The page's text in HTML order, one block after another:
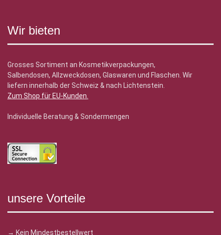
Wir bieten
Grosses Sortiment an Kosmetikverpackungen,
Salbendosen, Allzweckdosen, Glaswaren und Flaschen. Wir
liefern innerhalb der Schweiz & nach Lichtenstein.
Zum Shop für EU-Kunden.
Individuelle Beratung & Sondermengen
unsere Vorteile
→ Kein Mindestbestellwert